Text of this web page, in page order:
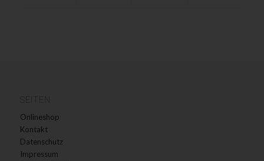
Onlineshop
Kontakt
Datenschutz
Impressum